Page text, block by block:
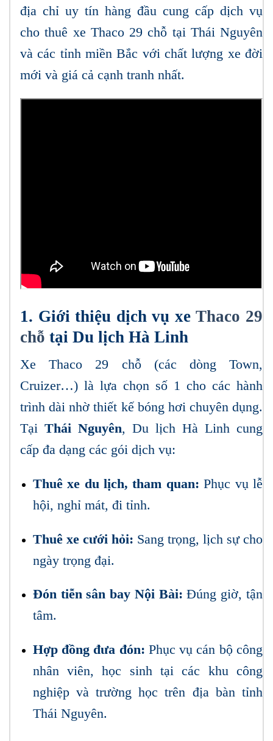
địa chỉ uy tín hàng đầu cung cấp dịch vụ
cho thuê xe Thaco 29 chỗ tại Thái Nguyên
và các tỉnh miền Bắc với chất lượng xe đời
mới và giá cả cạnh tranh nhất.
1. Giới thiệu dịch vụ xeThaco 29
chỗ tại Du lịch Hà Linh
Xe Thaco 29 chỗ (các dòng Town,
Cruizer…) là lựa chọn số 1 cho các hành
trình dài nhờ thiết kế bóng hơi chuyên dụng.
Tại Thái Nguyên, Du lịch Hà Linh cung
cấp đa dạng các gói dịch vụ:
Thuê xe du lịch, tham quan: Phục vụ lễ
hội, nghỉ mát, đi tỉnh.
Thuê xe cưới hỏi: Sang trọng, lịch sự cho
ngày trọng đại.
Đón tiễn sân bay Nội Bài: Đúng giờ, tận
tâm.
Hợp đồng đưa đón: Phục vụ cán bộ công
nhân viên, học sinh tại các khu công
nghiệp và trường học trên địa bàn tỉnh
Thái Nguyên.